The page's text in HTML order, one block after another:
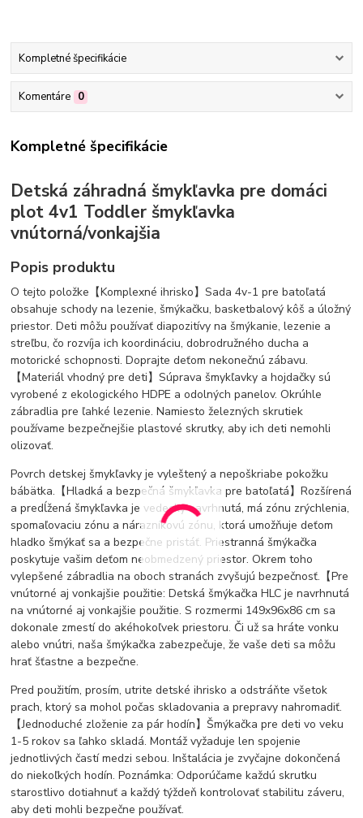
Kompletné špecifikácie
Komentáre 0
Kompletné špecifikácie
Detská záhradná šmykľavka pre domáci
plot 4v1 Toddler šmykľavka
vnútorná/vonkajšia
Popis produktu
O tejto položke【Komplexné ihrisko】Sada 4v-1 pre batoľatá
obsahuje schody na lezenie, šmýkačku, basketbalový kôš a úložný
priestor. Deti môžu používať diapozitívy na šmýkanie, lezenie a
streľbu, čo rozvíja ich koordináciu, dobrodružného ducha a
motorické schopnosti. Doprajte deťom nekonečnú zábavu.
【Materiál vhodný pre deti】Súprava šmykľavky a hojdačky sú
vyrobené z ekologického HDPE a odolných panelov. Okrúhle
zábradlia pre ľahké lezenie. Namiesto železných skrutiek
používame bezpečnejšie plastové skrutky, aby ich deti nemohli
olizovať.
Povrch detskej šmykľavky je vyleštený a nepoškriabe pokožku
bábätka.【Hladká a bezpečná šmykľavka pre batoľatá】Rozšírená
a predĺžená šmykľavka je vedecky navrhnutá, má zónu zrýchlenia,
spomaľovaciu zónu a nárazníkovú zónu, ktorá umožňuje deťom
hladko šmýkať sa a bezpečne pristáť. Priestranná šmýkačka
poskytuje vašim deťom neobmedzený priestor. Okrem toho
vylepšené zábradlia na oboch stranách zvyšujú bezpečnosť.【Pre
vnútorné aj vonkajšie použitie: Detská šmýkačka HLC je navrhnutá
na vnútorné aj vonkajšie použitie. S rozmermi 149x96x86 cm sa
dokonale zmestí do akéhokoľvek priestoru. Či už sa hráte vonku
alebo vnútri, naša šmýkačka zabezpečuje, že vaše deti sa môžu
hrať šťastne a bezpečne.
Pred použitím, prosím, utrite detské ihrisko a odstráňte všetok
prach, ktorý sa mohol počas skladovania a prepravy nahromadiť.
【Jednoduché zloženie za pár hodín】Šmýkačka pre deti vo veku
1-5 rokov sa ľahko skladá. Montáž vyžaduje len spojenie
jednotlivých častí medzi sebou. Inštalácia je zvyčajne dokončená
do niekoľkých hodín. Poznámka: Odporúčame každú skrutku
starostlivo dotiahnuť a každý týždeň kontrolovať stabilitu záveru,
aby deti mohli bezpečne používať.